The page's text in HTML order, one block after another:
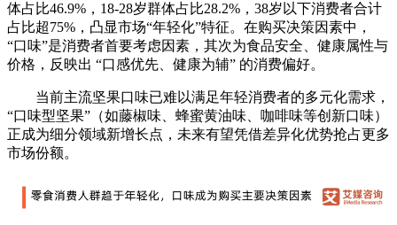
体占比46.9%，18-28岁群体占比28.2%，38岁以下消费者合计
占比超75%，凸显市场“年轻化”特征。在购买决策因素中，
“口味”是消费者首要考虑因素，其次为食品安全、健康属性与
价格，反映出 “口感优先、健康为辅” 的消费偏好。
当前主流坚果口味已难以满足年轻消费者的多元化需求，
“口味型坚果”（如藤椒味、蜂蜜黄油味、咖啡味等创新口味）
正成为细分领域新增长点，未来有望凭借差异化优势抢占更多
市场份额。